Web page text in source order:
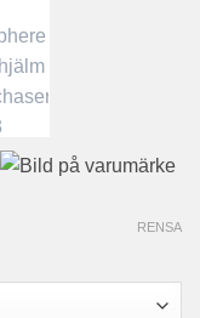
RENSA